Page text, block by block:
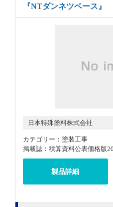
『NTダンネツベース』
日本特殊塗料株式会社
カテゴリー：塗装工事
掲載誌：積算資料公表価格版
製品詳細